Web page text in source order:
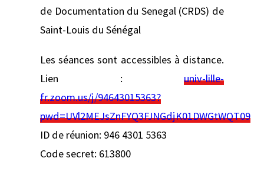
de Documentation du Senegal (CRDS) de
Saint-Louis du Sénégal
Les séances sont accessibles à distance.
Lien : univ-lille-
fr.zoom.us/j/94643015363?
pwd=UVl2MEJsZnFYQ3FJNGdjK01DWGtWQT09
ID de réunion: 946 4301 5363
Code secret: 613800